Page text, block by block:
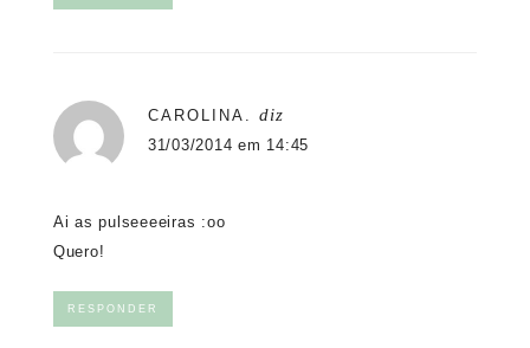
CAROLINA. diz
31/03/2014 em 14:45
Ai as pulseeeeiras :oo
Quero!
RESPONDER